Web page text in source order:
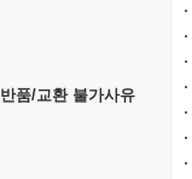
반품/교환 불가사유